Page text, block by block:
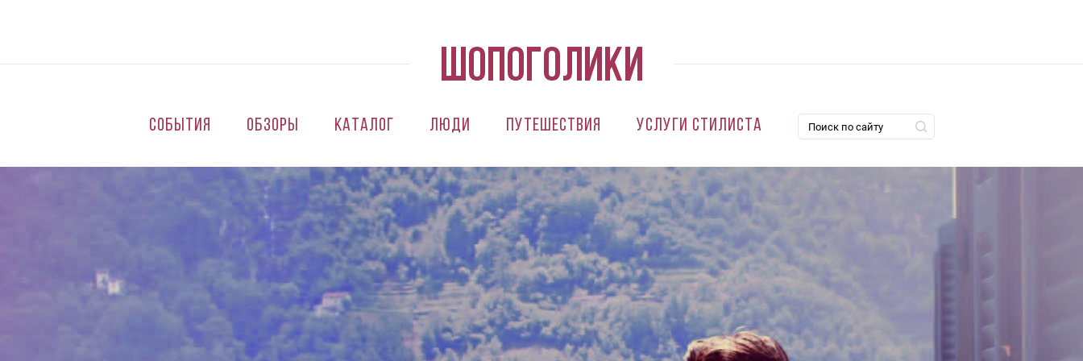
События Обзоры Каталог Люди Путешествия Услуги стилиста